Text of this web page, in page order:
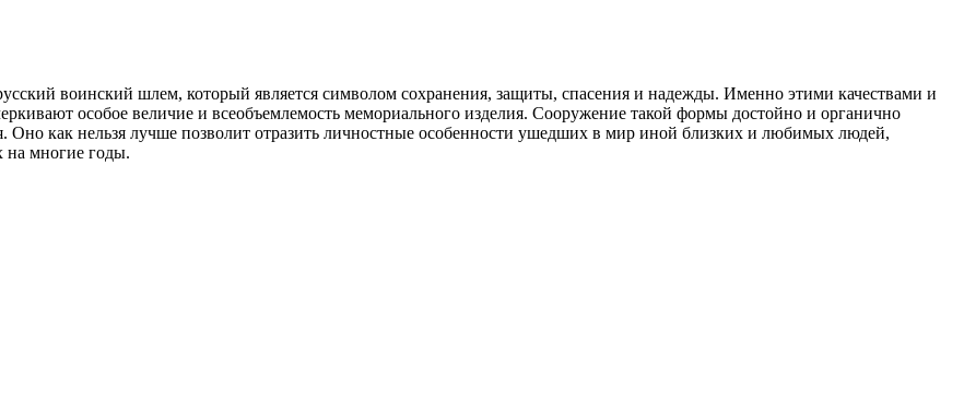
воинский шлем, который является символом сохранения, защиты, спасения и надежды. Именно этими качествами и
особое величие и всеобъемлемость мемориального изделия. Сооружение такой формы достойно и органично
Оно как нельзя лучше позволит отразить личностные особенности ушедших в мир иной близких и любимых людей,
на многие годы.